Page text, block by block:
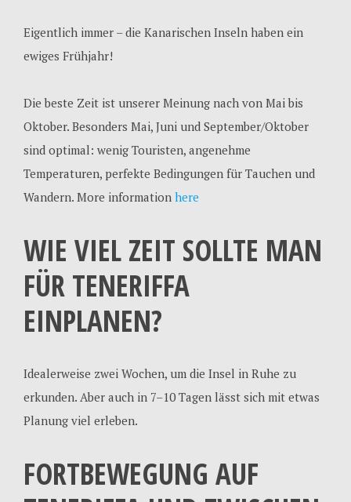
Eigentlich immer – die Kanarischen Inseln haben ein
ewiges Frühjahr!
Die beste Zeit ist unserer Meinung nach von Mai bis
Oktober. Besonders Mai, Juni und September/Oktober
sind optimal: wenig Touristen, angenehme
Temperaturen, perfekte Bedingungen für Tauchen und
Wandern. More information here
WIE VIEL ZEIT SOLLTE MAN
FÜR TENERIFFA
EINPLANEN?
Idealerweise zwei Wochen, um die Insel in Ruhe zu
erkunden. Aber auch in 7–10 Tagen lässt sich mit etwas
Planung viel erleben.
FORTBEWEGUNG AUF